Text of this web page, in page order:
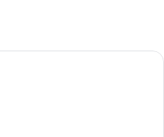
Een eenpersoonsbed met witte